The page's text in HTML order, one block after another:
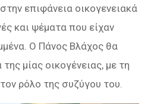
επιφάνεια οικογενειακά
και ψέματα που είχαν
Ο Πάνος Βλάχος θα
μίας οικογένειας, με τη
ρόλο της συζύγου του.